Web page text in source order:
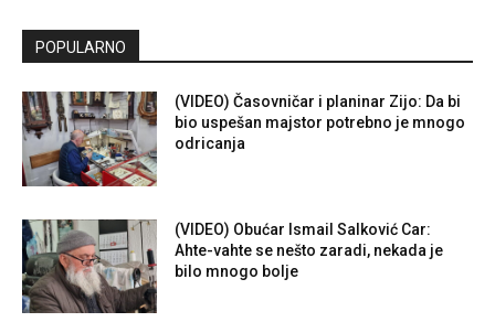
POPULARNO
(VIDEO) Časovničar i planinar Zijo: Da bi
bio uspešan majstor potrebno je mnogo
odricanja
(VIDEO) Obućar Ismail Salković Car:
Ahte-vahte se nešto zaradi, nekada je
bilo mnogo bolje